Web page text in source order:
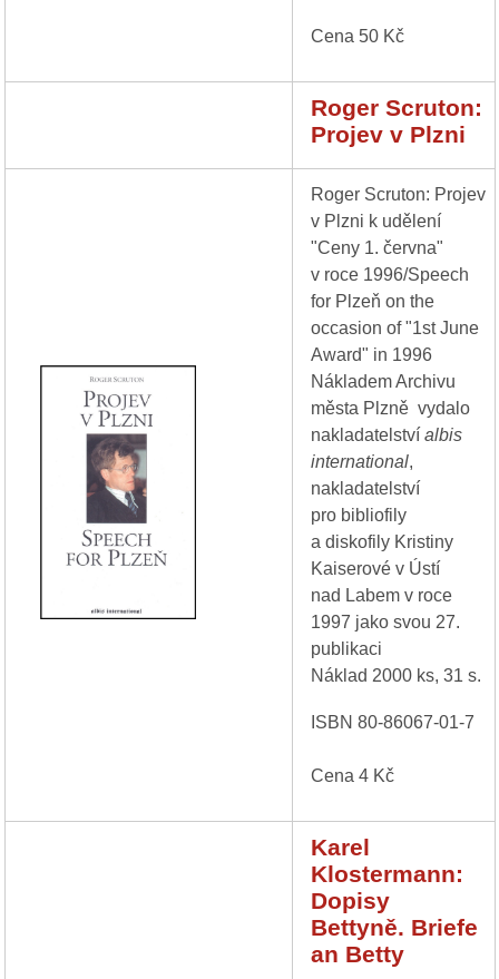
Cena 50 Kč
Roger Scruton:
Projev v Plzni
Roger Scruton: Projev
v Plzni k udělení
"Ceny 1. června"
v roce 1996/Speech
for Plzeň on the
occasion of "1st June
Award" in 1996
Nákladem Archivu
města Plzně vydalo
nakladatelstvíalbis
international,
nakladatelství
pro bibliofily
a diskofily Kristiny
Kaiserové v Ústí
nad Labem v roce
1997 jako svou 27.
publikaci
Náklad 2000 ks, 31 s.
ISBN 80-86067-01-7
Cena 4 Kč
Karel
Klostermann:
Dopisy
Bettyně. Briefe
an Betty